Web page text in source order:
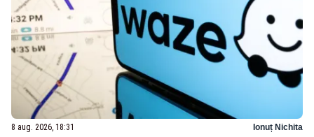
8 aug. 2026, 18:31 Ionuț Nichita